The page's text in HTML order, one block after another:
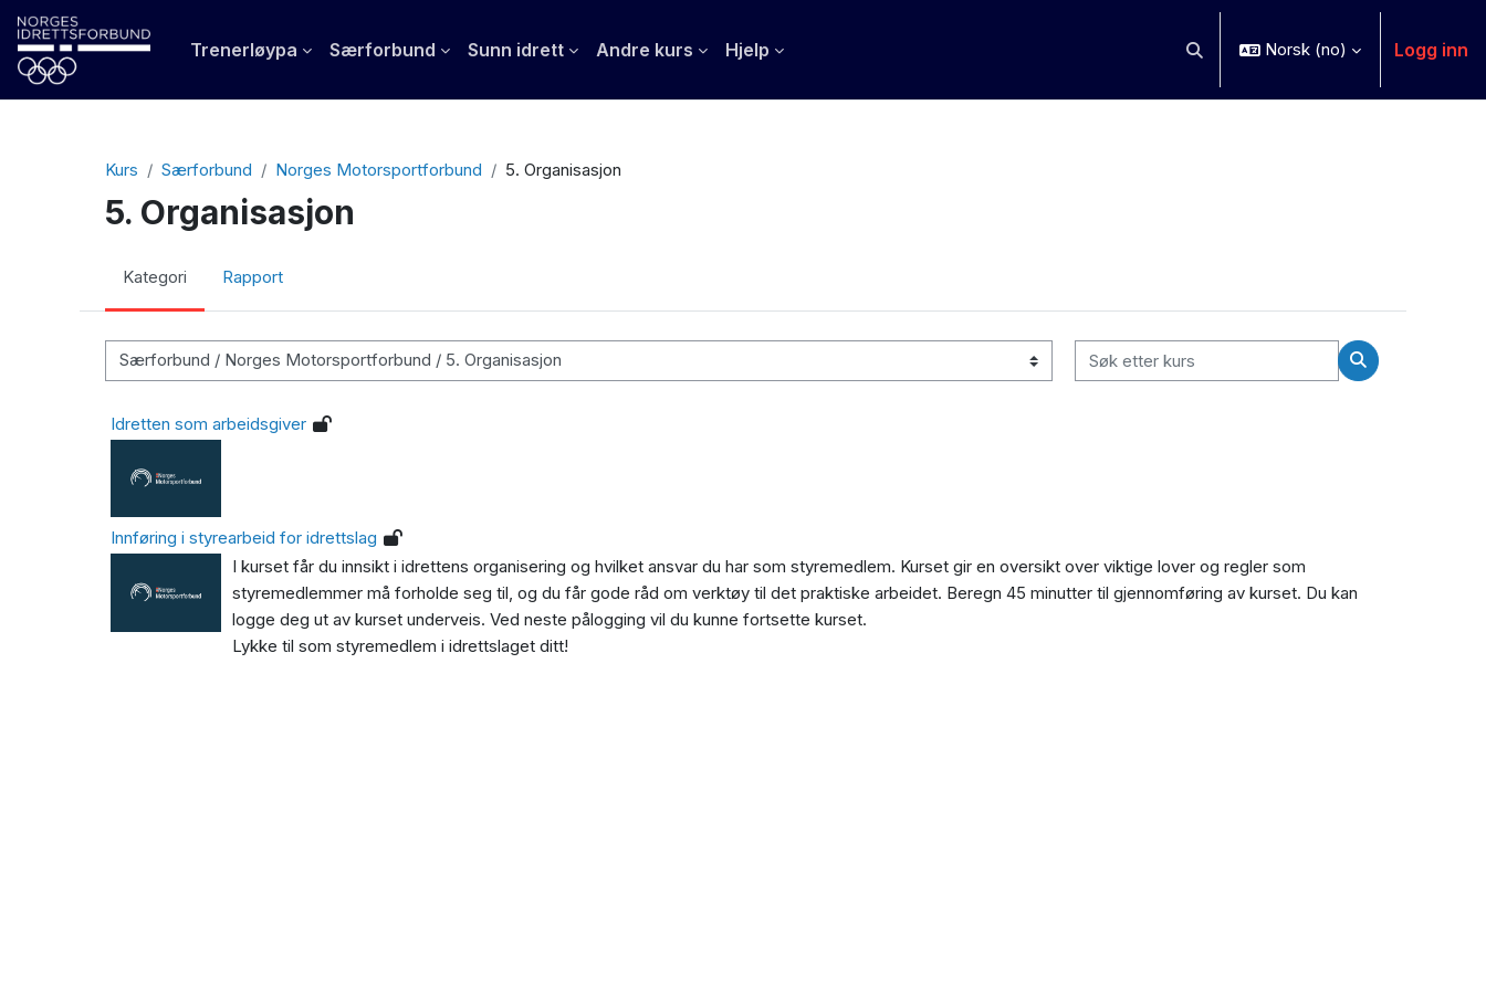
Gå til hovedinnhold
Trenerløypa Særforbund Sunn idrett Andre kurs Hjelp Veksle inndata for søk
Norsk ‎(no)‎ Logg inn
Kurs Særforbund Norges Motorsportforbund 5. Organisasjon
5. Organisasjon
Kategori Rapport
Kurskategorier
Søk etter kurs
Søk etter kurs
Idretten som arbeidsgiver
Innføring i styrearbeid for idrettslag
I kurset får du innsikt i idrettens organisering og hvilket ansvar du har som styremedlem. Kurset gir en oversikt over viktige lover og regler som
styremedlemmer må forholde seg til, og du får gode råd om verktøy til det praktiske arbeidet. Beregn 45 minutter til gjennomføring av kurset. Du kan
logge deg ut av kurset underveis. Ved neste pålogging vil du kunne fortsette kurset.
Lykke til som styremedlem i idrettslaget ditt!